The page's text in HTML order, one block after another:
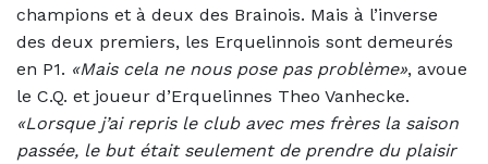
champions et à deux des Brainois. Mais à l’inverse
des deux premiers, les Erquelinnois sont demeurés
en P1. «Mais cela ne nous pose pas problème», avoue
le C.Q. et joueur d’Erquelinnes Theo Vanhecke.
«Lorsque j’ai repris le club avec mes frères la saison
passée, le but était seulement de prendre du plaisir